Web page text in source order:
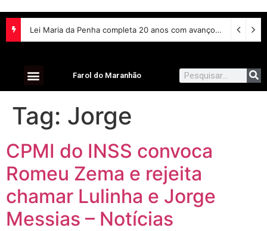
Lei Maria da Penha completa 20 anos com avanços na proteção às mulheres e desafios no combate à violência
Farol do Maranhão
Tag: Jorge
CPMI do INSS convoca
Romeu Zema e rejeita
chamar Lulinha e Jorge
Messias – Notícias